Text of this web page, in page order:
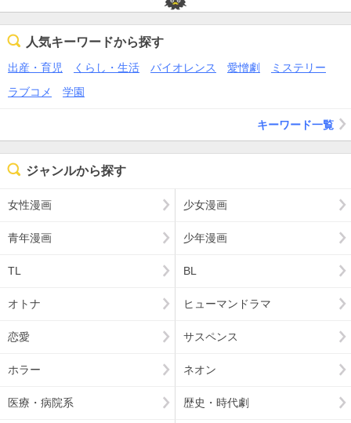
人気キーワードから探す
出産・育児 くらし・生活 バイオレンス 愛憎劇
ミステリー
ラブコメ
学園
キーワード一覧
ジャンルから探す
女性漫画 少女漫画
青年漫画 少年漫画
TL BL
オトナ ヒューマンドラマ
恋愛 サスペンス
ホラー ネオン
医療・病院系 歴史・時代劇